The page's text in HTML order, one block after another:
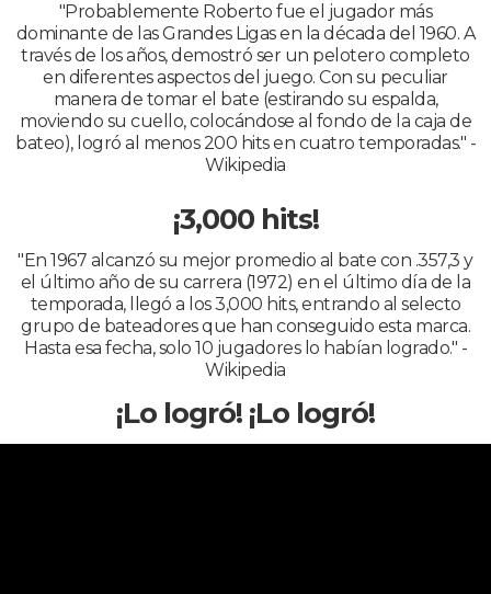
"Probablemente Roberto fue el jugador más
dominante de las Grandes Ligas en la década del 1960. A
través de los años, demostró ser un pelotero completo
en diferentes aspectos del juego. Con su peculiar
manera de tomar el bate (estirando su espalda,
moviendo su cuello, colocándose al fondo de la caja de
bateo), logró al menos 200 hits en cuatro temporadas." -
Wikipedia
¡3,000 hits!
"En 1967 alcanzó su mejor promedio al bate con .357,3 y
el último año de su carrera (1972) en el último día de la
temporada, llegó a los 3,000 hits, entrando al selecto
grupo de bateadores que han conseguido esta marca.
Hasta esa fecha, solo 10 jugadores lo habían logrado." -
Wikipedia
¡Lo logró! ¡Lo logró!